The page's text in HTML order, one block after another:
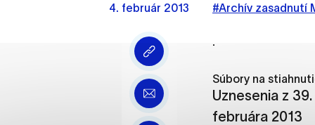
4. február 2013 #Archív zasadnutí
.
Súbory na
Uznesenia z
februára 2013
Vyberte úroveň
Technické cookies
že umožňujú základné
stránky. Bez týchto